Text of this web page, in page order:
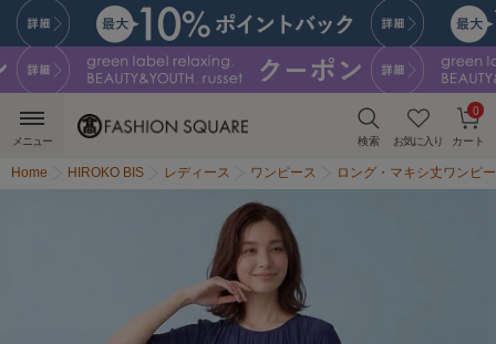
検索 お気に入り カート
0
メニュー
Home HIROKO BIS レディース ワンピース ロング・マキシ丈ワンピ